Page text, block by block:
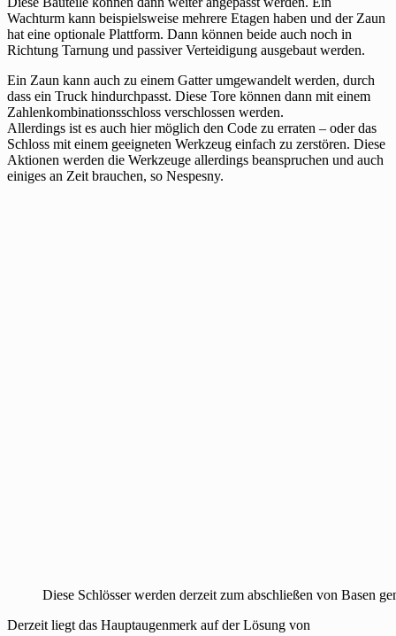
Wachturm kann beispielsweise mehrere Etagen haben und der Zaun
hat eine optionale Plattform. Dann können beide auch noch in
Richtung Tarnung und passiver Verteidigung ausgebaut werden.
Ein Zaun kann auch zu einem Gatter umgewandelt werden, durch
dass ein Truck hindurchpasst. Diese Tore können dann mit einem
Zahlenkombinationsschloss verschlossen werden.
Allerdings ist es auch hier möglich den Code zu erraten – oder das
Schloss mit einem geeigneten Werkzeug einfach zu zerstören. Diese
Aktionen werden die Werkzeuge allerdings beanspruchen und auch
einiges an Zeit brauchen, so Nespesny.
Diese Schlösser werden derzeit zum abschließen von Basen
Derzeit liegt das Hauptaugenmerk auf der Lösung von